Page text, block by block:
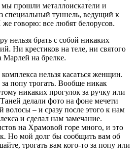
прошли металлоискатели и
специальный туннель, ведущий к
говорю: все любят белорусов.
нельзя брать с собой никаких
Ни крестиков на теле, ни святого
Марлей на брелке.
нельзя касаться женщин.
попу трогать. Вообще никак
никаких прогулок за ручку или
делали фото на фоне мечети
– и сразу после этого к нам
и сделал нам замечание.
на Храмовой горе много, и это
Но мой долг бы сообщить вам об
трогать вам кого-то за попу или